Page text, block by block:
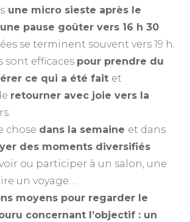
une micro sieste après le
pause goûter vers 16 h 30
se terminent souvent vers 19 h.
sont efficaces pour prendre du
ce qui a été fait et
retourner avec joie vers la
chose dans la semaine et dans
des moments diversifiés
ou participer à un salon, une
un voyage….
moyens pour regarder le
concernant l’objectif : un